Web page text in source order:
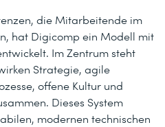
die Mitarbeitende im
hat Digicomp ein Modell mit
Im Zentrum steht
Strategie, agile
offene Kultur und
Dieses System
modernen technischen